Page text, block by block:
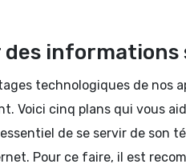
informations
technologiques de nos
Voici cinq plans qui vous
de se servir de son
Pour ce faire, il est